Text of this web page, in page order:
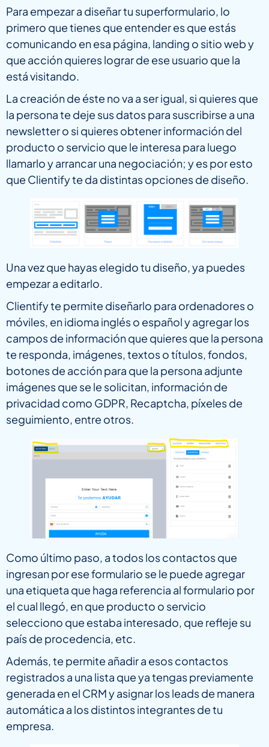
Para empezar a diseñar tu superformulario, lo
primero que tienes que entender es que estás
comunicando en esa página, landing o sitio web y
que acción quieres lograr de ese usuario que la
está visitando.
La creación de éste no va a ser igual, si quieres que
la persona te deje sus datos para suscribirse a una
newsletter o si quieres obtener información del
producto o servicio que le interesa para luego
llamarlo y arrancar una negociación; y es por esto
que Clientify te da distintas opciones de diseño.
Una vez que hayas elegido tu diseño, ya puedes
empezar a editarlo.
Clientify te permite diseñarlo para ordenadores o
móviles, en idioma inglés o español y agregar los
campos de información que quieres que la persona
te responda, imágenes, textos o títulos, fondos,
botones de acción para que la persona adjunte
imágenes que se le solicitan, información de
privacidad como GDPR, Recaptcha, píxeles de
seguimiento, entre otros.
Como último paso, a todos los contactos que
ingresan por ese formulario se le puede agregar
una etiqueta que haga referencia al formulario por
el cual llegó, en que producto o servicio
selecciono que estaba interesado, que refleje su
país de procedencia, etc.
Además, te permite añadir a esos contactos
registrados a una lista que ya tengas previamente
generada en el CRM y asignar los leads de manera
automática a los distintos integrantes de tu
empresa.